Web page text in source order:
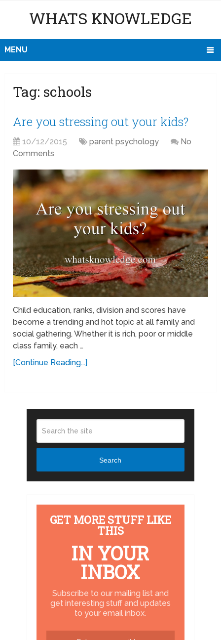
WHATS KNOWLEDGE
MENU
Tag: schools
Are you stressing out your kids?
10/12/2015 parent psychology
No
Comments
Child education, ranks, division and scores have
become a trending and hot topic at all family and
social gathering. Whether it is rich, poor or middle
class family, each …
[Continue Reading...]
Search
GET MORE STUFF LIKE
THIS
IN YOUR
INBOX
Subscribe to our mailing list and
get interesting stuff and updates
to your email inbox.